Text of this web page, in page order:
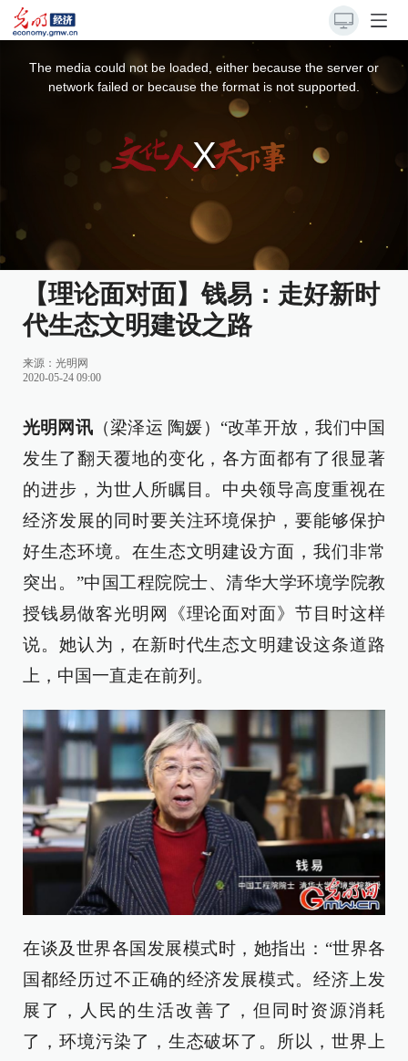
The media could not be loaded, either because the server or
network failed or because the format is not supported.
【理论面对面】钱易：走好新时
代生态文明建设之路
来源： 光明网
2020-05-24 09:00
光明网讯（梁泽运 陶媛）“改革开放，我们中国
发生了翻天覆地的变化，各方面都有了很显著
的进步，为世人所瞩目。中央领导高度重视在
经济发展的同时要关注环境保护，要能够保护
好生态环境。在生态文明建设方面，我们非常
突出。”中国工程院院士、清华大学环境学院教
授钱易做客光明网《理论面对面》节目时这样
说。她认为，在新时代生态文明建设这条道路
上，中国一直走在前列。
在谈及世界各国发展模式时，她指出：“世界各
国都经历过不正确的经济发展模式。经济上发
展了，人民的生活改善了，但同时资源消耗
了，环境污染了，生态破坏了。所以，世界上